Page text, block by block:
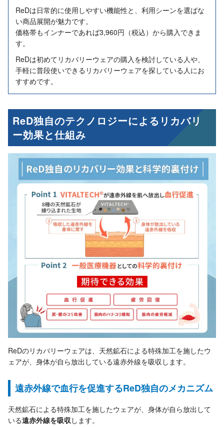
ReDは日常的に使用しやすい機能性と、利用シーンを選ばな
い商品展開が魅力です。
価格帯もインナーであれば3,960円（税込）から購入できま
す。
ReDは初めてリカバリーウェアの購入を検討している人や、
手軽に普段使いできるリカバリーウェアを探している人にお
すすめです。
ReD独自のテクノロジーによるリカバリ
ー効果と仕組み
ReDのリカバリーウェアは、天然鉱石による特殊加工を施したウ
ェアが、身体が自ら放出している遠赤外線を吸収します。
遠赤外線で血行を促進するReD独自のメカニズム
天然鉱石による特殊加工を施したウェアが、身体が自ら放出して
いる遠赤外線を吸収 します。